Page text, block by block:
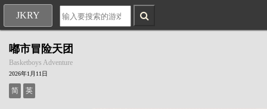
JKRY
嘟市冒险天团
Basketboys Adventure
2026年1月11日
简 英